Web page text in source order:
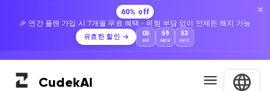
60% off
🎉 연간 플랜 가입 시 7개월 무료 혜택 - 위험 부담 없이 언제든 해지 가능
유효한 할인 05
HR
59
MIN
52
SEC
CudekAI